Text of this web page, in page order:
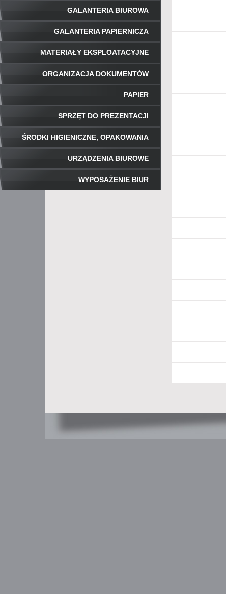
GALANTERIA BIUROWA
GALANTERIA PAPIERNICZA
MATERIAŁY EKSPLOATACYJNE
ORGANIZACJA DOKUMENTÓW
PAPIER
SPRZĘT DO PREZENTACJI
ŚRODKI HIGIENICZNE, OPAKOWANIA
URZĄDZENIA BIUROWE
WYPOSAŻENIE BIUR